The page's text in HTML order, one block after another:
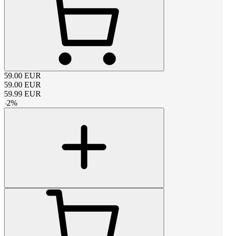
59.00 EUR
59.00 EUR
59.99 EUR
-2%